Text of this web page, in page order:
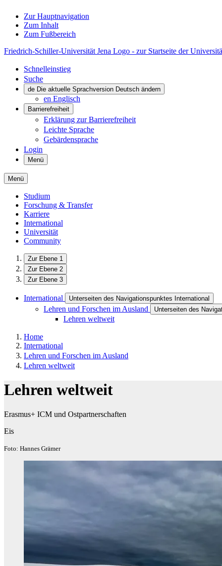
Zur Hauptnavigation
Zum Inhalt
Zum Fußbereich
Friedrich-Schiller-Universität Jena Logo - zur Startseite der
Schnelleinstieg
Suche
de Die aktuelle Sprachversion Deutsch ändern
en Englisch
Barrierefreiheit
Erklärung zur Barrierefreiheit
Leichte Sprache
Gebärdensprache
Login
Menü
Menü
Studium
Forschung & Transfer
Karriere
International
Universität
Community
Zur Ebene 1
Zur Ebene 2
Zur Ebene 3
International Unterseiten des Navigationspunktes International
Lehren und Forschen im Ausland Unterseiten des
Lehren weltweit
Home
International
Lehren und Forschen im Ausland
Lehren weltweit
Lehren weltweit
Erasmus+ ICM und Ostpartnerschaften
Eis
Foto: Hannes Grämer